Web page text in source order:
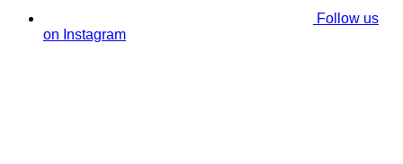
Follow us
on Instagram